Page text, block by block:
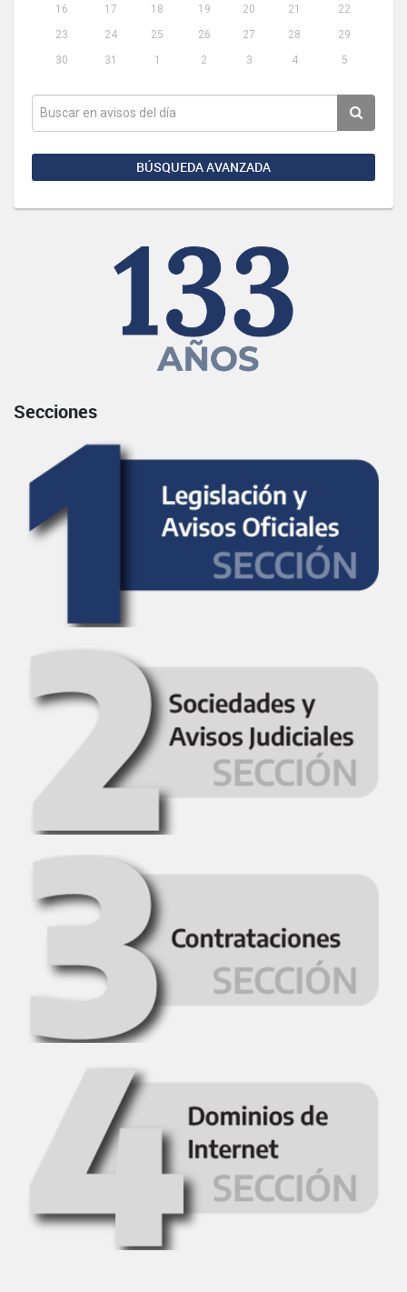
16
17 18 19 20 21
22
23
24 25 26 27 28
29
30
31 1 2 3 4 5
BÚSQUEDA AVANZADA
Secciones